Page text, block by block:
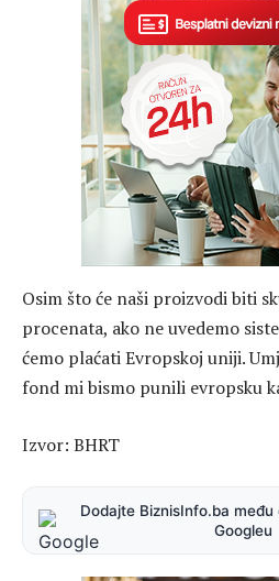
Osim što će naši proizvodi biti
procenata, ako ne uvedemo
ćemo plaćati Evropskoj uniji.
fond mi bismo punili evropsku
Izvor: BHRT
Dodajte BiznisInfo.ba
Googleu